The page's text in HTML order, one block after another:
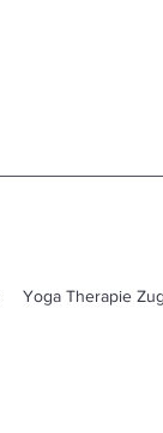
Yoga Therapie Zug